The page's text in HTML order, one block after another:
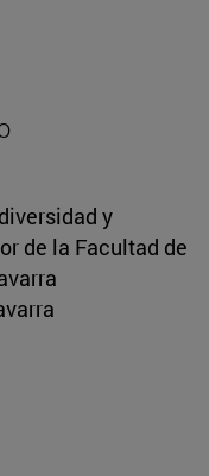
y
de la Facultad de